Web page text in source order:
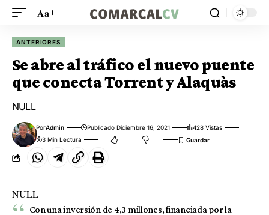
Aa
ANTERIORES
Se abre al tráfico el nuevo puente
que conecta Torrent y Alaquàs
NULL
PorAdmin Publicado Diciembre 16, 2021
428 Vistas
3 Min Lectura
NULL
Con una inversión de 4,3 millones, financiada por la